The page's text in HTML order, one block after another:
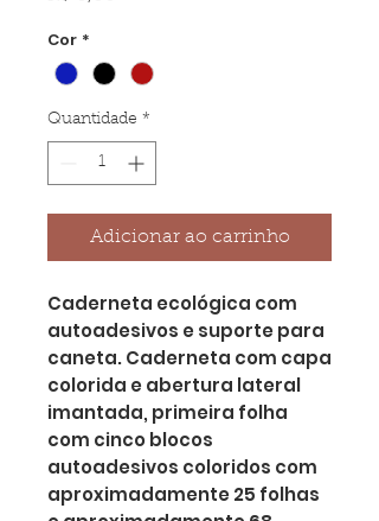
Cor *
Quantidade *
Adicionar ao carrinho
Caderneta ecológica com
autoadesivos e suporte para
caneta. Caderneta com capa
colorida e abertura lateral
imantada, primeira folha
com cinco blocos
autoadesivos coloridos com
aproximadamente 25 folhas